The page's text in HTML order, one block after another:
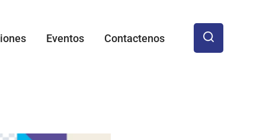
Eventos Contactenos